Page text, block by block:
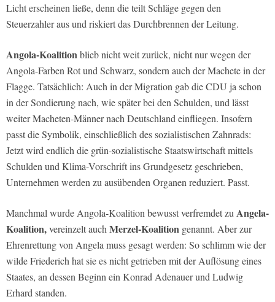
Licht erscheinen ließe, denn die teilt Schläge gegen den
Steuerzahler aus und riskiert das Durchbrennen der Leitung.
Angola-Koalition blieb nicht weit zurück, nicht nur wegen der
Angola-Farben Rot und Schwarz, sondern auch der Machete in der
Flagge. Tatsächlich: Auch in der Migration gab die CDU ja schon
in der Sondierung nach, wie später bei den Schulden, und lässt
weiter Macheten-Männer nach Deutschland einfliegen. Insofern
passt die Symbolik, einschließlich des sozialistischen Zahnrads:
Jetzt wird endlich die grün-sozialistische Staatswirtschaft mittels
Schulden und Klima-Vorschrift ins Grundgesetz geschrieben,
Unternehmen werden zu ausübenden Organen reduziert. Passt.
Manchmal wurde Angola-Koalition bewusst verfremdet zu Angela-
Koalition,vereinzelt auch Merzel-Koalition genannt. Aber zur
Ehrenrettung von Angela muss gesagt werden: So schlimm wie der
wilde Friederich hat sie es nicht getrieben mit der Auflösung eines
Staates, an dessen Beginn ein Konrad Adenauer und Ludwig
Erhard standen.